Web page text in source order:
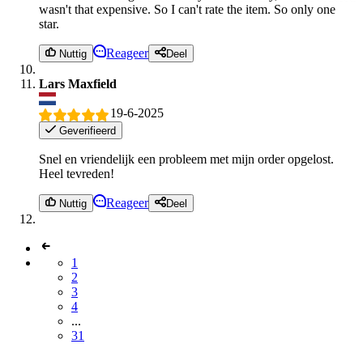
wasn't that expensive. So I can't rate the item. So only one
star.
Nuttig Reageer Deel
Lars Maxfield
19-6-2025
Geverifieerd
Snel en vriendelijk een probleem met mijn order opgelost.
Heel tevreden!
Nuttig Reageer Deel
1
2
3
4
...
31